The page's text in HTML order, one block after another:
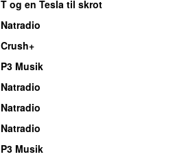
T og en Tesla til skrot
Natradio
Crush+
P3 Musik
Natradio
Natradio
Natradio
P3 Musik